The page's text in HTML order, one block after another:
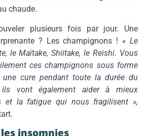
chaude.
plusieurs fois par jour. Une
? Les champignons !« Le
le Maïtake, Shiitake, le Reishi. Vous
ces champignons sous forme
cure pendant toute la durée du
ils vont également aider à mieux
et la fatigue qui nous fragilisent »,
insomnies